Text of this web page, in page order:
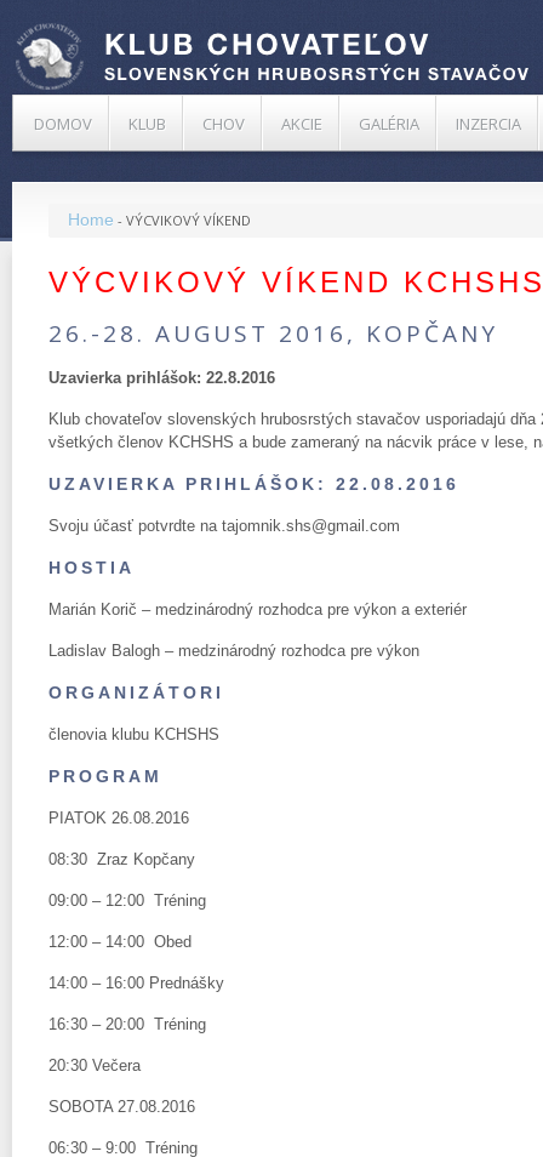
DOMOV KLUB CHOV AKCIE GALÉRIA INZERCIA
Home - VÝCVIKOVÝ VÍKEND
VÝCVIKOVÝ VÍKEND
26.-28. AUGUST 2016, KOPČANY
Uzavierka prihlášok: 22.8.2016
Klub chovateľov slovenských hrubosrstých stavačov usporiadajú
všetkých členov KCHSHS a bude zameraný na nácvik práce v lese,
UZAVIERKA PRIHLÁŠOK: 22.08.2016
Svoju účasť potvrdte na tajomnik.shs@gmail.com
HOSTIA
Marián Korič – medzinárodný rozhodca pre výkon a exteriér
Ladislav Balogh – medzinárodný rozhodca pre výkon
ORGANIZÁTORI
členovia klubu KCHSHS
PROGRAM
PIATOK 26.08.2016
08:30 Zraz Kopčany
09:00 – 12:00 Tréning
12:00 – 14:00 Obed
14:00 – 16:00 Prednášky
16:30 – 20:00 Tréning
20:30 Večera
SOBOTA 27.08.2016
06:30 – 9:00 Tréning